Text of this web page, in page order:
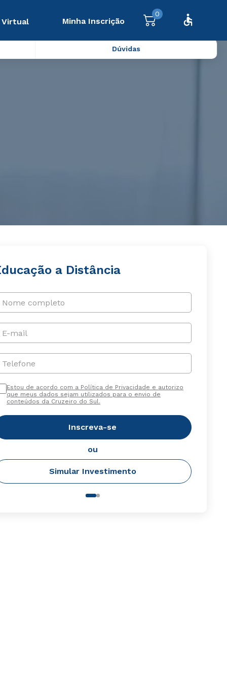
Virtual Minha Inscrição
0
Dúvidas
a Distância
Nome completo
E-mail
Telefone
Estou de acordo com a Política de Privacidade e autorizo
que meus dados sejam utilizados para o envio de
conteúdos da Cruzeiro do Sul.
Inscreva-se
ou
Simular Investimento